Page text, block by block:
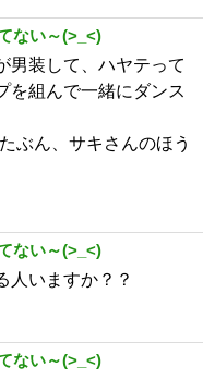
ない～(>_<)
男装して、ハヤテって
を組んで一緒にダンス
ぶん、サキさんのほう
ない～(>_<)
人いますか？？
ない～(>_<)